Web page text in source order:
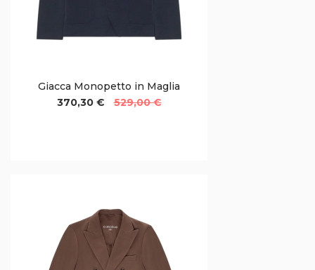
Giacca Monopetto in Maglia
370,30 €
529,00 €